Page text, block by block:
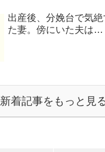
出産後、分娩台で気
た妻。傍にいた夫は…
新着記事をもっと見